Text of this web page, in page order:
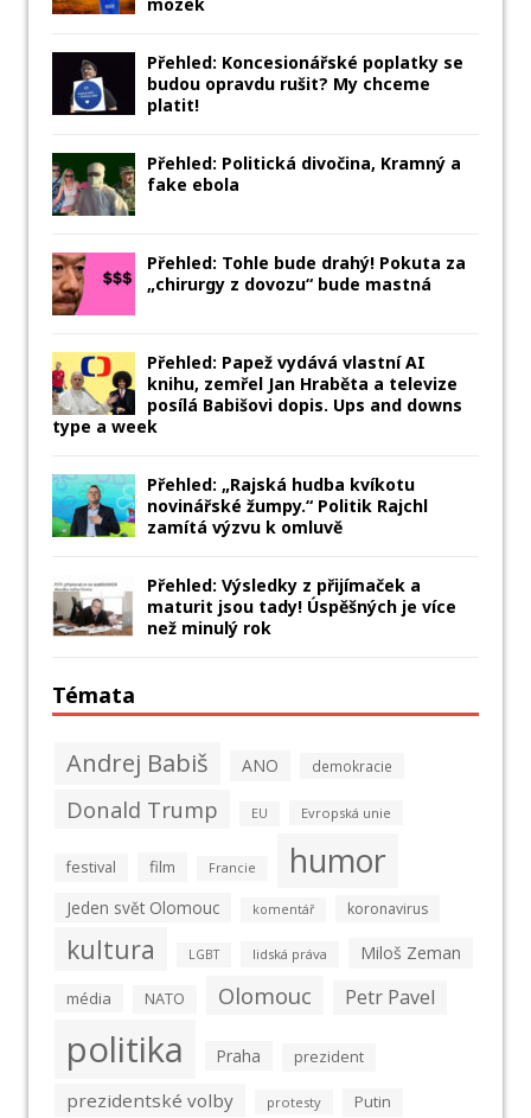
Přehled: Koncesionářské poplatky se
budou opravdu rušit? My chceme
platit!
Přehled: Politická divočina, Kramný a
fake ebola
Přehled: Tohle bude drahý! Pokuta za
„chirurgy z dovozu“ bude mastná
Přehled: Papež vydává vlastní AI
knihu, zemřel Jan Hraběta a televize
posílá Babišovi dopis. Ups and downs
type a week
Přehled: „Rajská hudba kvíkotu
novinářské žumpy.“ Politik Rajchl
zamítá výzvu k omluvě
Přehled: Výsledky z přijímaček a
maturit jsou tady! Úspěšných je více
než minulý rok
Témata
Andrej Babiš ANO demokracie
Donald Trump EU Evropská unie
festival film Francie humor
Jeden svět Olomouc komentář koronavirus
kultura LGBT lidská práva Miloš Zeman
média NATO Olomouc Petr Pavel
politika Praha prezident
prezidentské volby protesty Putin